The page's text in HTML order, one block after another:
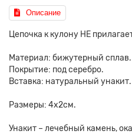
Описание
Цепочка к кулону НЕ
Материал: бижутерный сплав.
Покрытие: под серебро.
Вставка: натуральный унакит.
Размеры: 4х2см.
Унакит – лечебный камень,